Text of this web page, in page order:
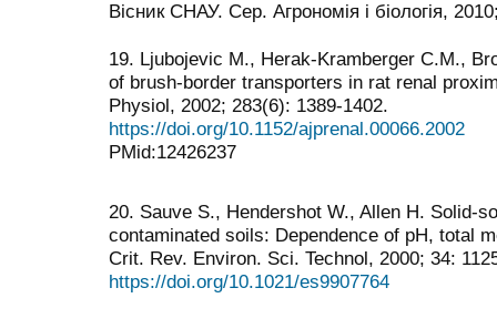
Вісник СНАУ. Сер. Агрономія і біологія,
19. Ljubojevic M., Herak-Kramberger C.M.,
of brush-border transporters in rat renal
Physiol, 2002; 283(6): 1389-1402.
https://doi.org/10.1152/ajprenal.00066.2002
PMid:12426237
20. Sauve S., Hendershot W., Allen H. Solid-
contaminated soils: Dependence of pH, total
Crit. Rev. Environ. Sci. Technol, 2000; 34:
https://doi.org/10.1021/es9907764